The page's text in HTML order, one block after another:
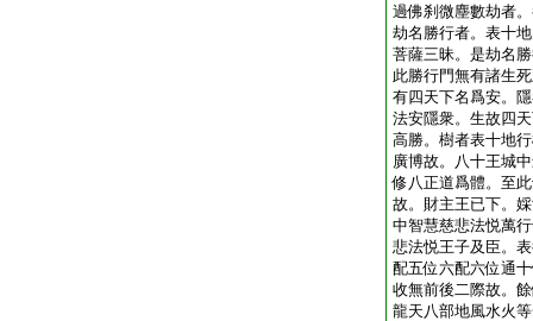
過佛刹微塵數劫者
劫名勝行者。表十
菩薩三昧。是劫名
此勝行門無有諸生
有四天下名爲安。
法安隱衆。生故四
高勝。樹者表十地
廣博故。八十王城
修八正道爲體。至
故。財主王已下。
中智慧慈悲法悦萬
悲法悦王子及臣。
配五位六配六位通
收無前後二際故。
龍天八部地風水火